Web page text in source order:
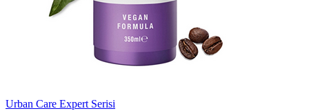
Urban Care Expert Serisi